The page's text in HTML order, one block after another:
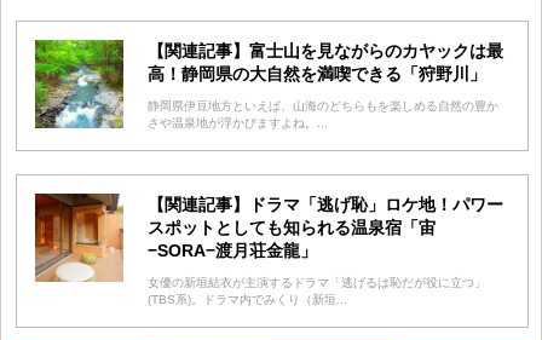
【関連記事】富士山を見ながらのカヤックは最
高！静岡県の大自然を満喫できる「狩野川」
静岡県伊豆地方といえば、山海のどちらもを楽しめる自然の豊か
さや温泉地が浮かびますよね。...
【関連記事】ドラマ「逃げ恥」ロケ地！パワー
スポットとしても知られる温泉宿「宙
−SORA−渡月荘金龍」
女優の新垣結衣が主演するドラマ「逃げるは恥だが役に立つ」
(TBS系)。ドラマ内でみくり（新垣...